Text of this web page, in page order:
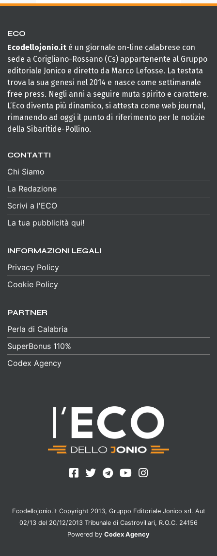
ECO
Ecodellojonio.it è un giornale on-line calabrese con
sede a Corigliano-Rossano (Cs) appartenente al Gruppo
editoriale Jonico e diretto da Marco Lefosse. La testata
trova la sua genesi nel 2014 e nasce come settimanale
free press. Negli anni a seguire muta spirito e carattere.
L’Eco diventa più dinamico, si attesta come web journal,
rimanendo ad oggi il punto di riferimento per le notizie
della Sibaritide-Pollino.
CONTATTI
Chi Siamo
La Redazione
Scrivi a l'ECO
La tua pubblicità qui!
INFORMAZIONI LEGALI
Privacy Policy
Cookie Policy
PARTNER
Perla di Calabria
SuperBonus 110%
Codex Agency
Ecodellojonio.it Copyright 2013, Gruppo Editoriale Jonico srl. Aut
02/13 del 20/12/2013 Tribunale di Castrovillari, R.O.C. 24156
Powered by Codex Agency